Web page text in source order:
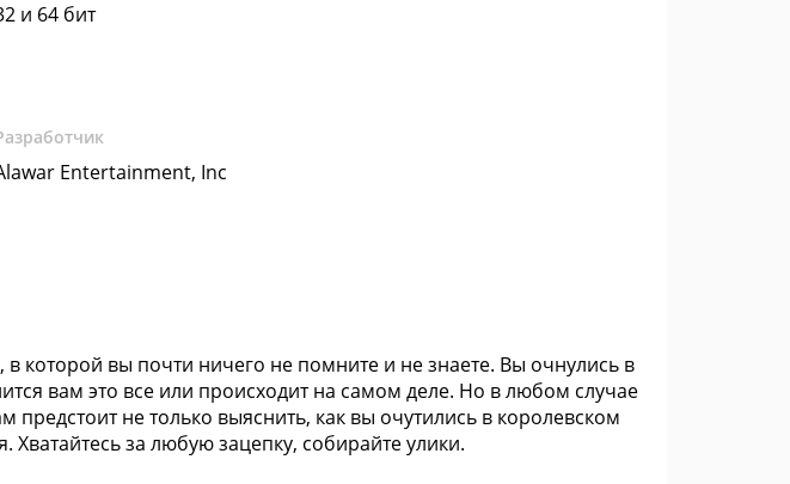
и 64 бит
Entertainment, Inc
которой вы почти ничего не помните и не знаете. Вы очнулись в
вам это все или происходит на самом деле. Но в любом случае
предстоит не только выяснить, как вы очутились в королевском
за любую зацепку, собирайте улики.